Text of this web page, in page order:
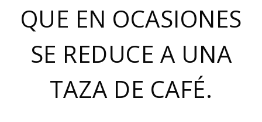
QUE EN OCASIONES
SE REDUCE A UNA
TAZA DE CAFÉ.